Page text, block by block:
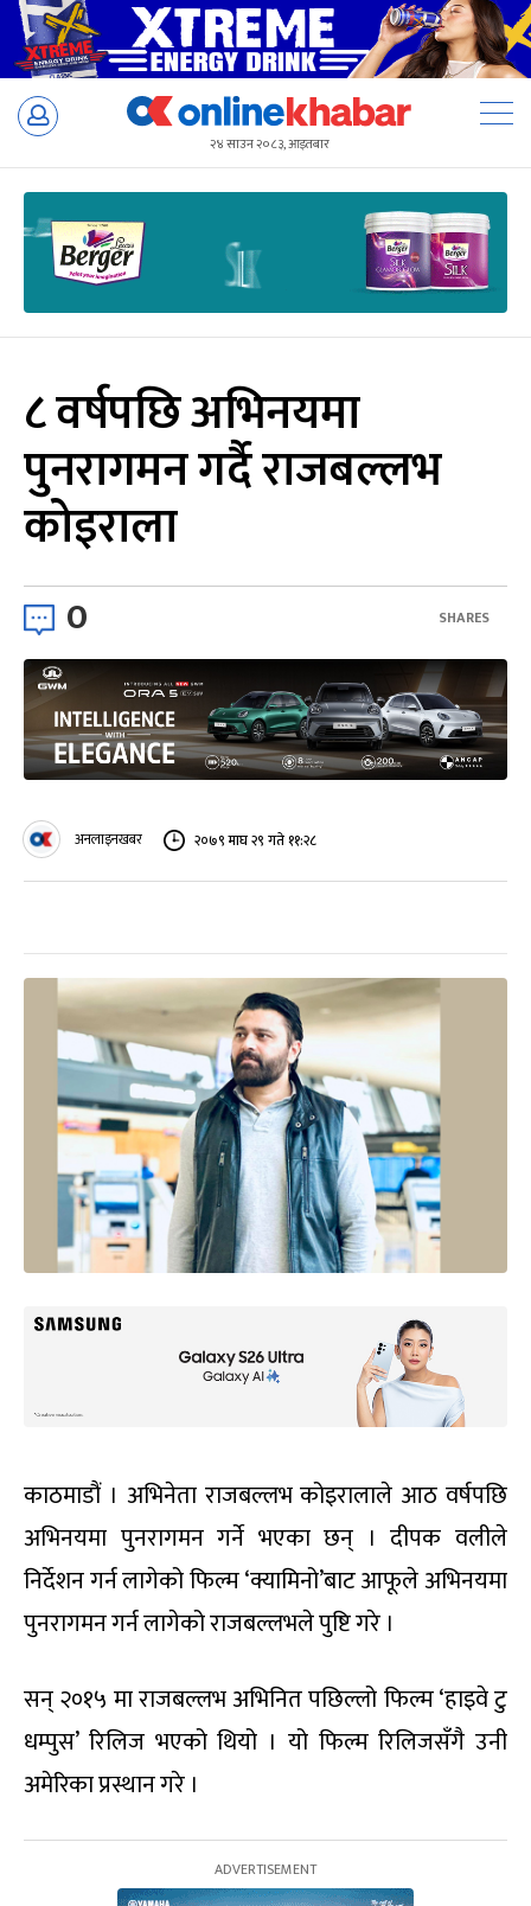
Skip
२४ साउन २०८३, आइतबार
८ वर्षपछि अभिनयमा
पुनरागमन गर्दै राजबल्लभ
कोइराला
0 SHARES
अनलाइनखबर २०७९ माघ २९ गते ११:२८
काठमाडौं । अभिनेता राजबल्लभ कोइरालाले आठ वर्षपछि
अभिनयमा पुनरागमन गर्ने भएका छन् । दीपक वलीले
निर्देशन गर्न लागेको फिल्म ‘क्यामिनो’बाट आफूले अभिनयमा
पुनरागमन गर्न लागेको राजबल्लभले पुष्टि गरे ।
सन् २०१५ मा राजबल्लभ अभिनित पछिल्लो फिल्म ‘हाइवे टु
धम्पुस’ रिलिज भएको थियो । यो फिल्म रिलिजसँगै उनी
अमेरिका प्रस्थान गरे ।